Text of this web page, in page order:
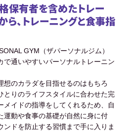
保有者を含めたトレー
ら、トレーニングと食事指
GYM（ザパーソナルジム）
で通いやすいパーソナルトレーニン
想のカラダを目指せるのはもちろ
とりのライフスタイルに合わせた完
メイドの指導をしてくれるため、自
運動や食事の基礎が自然に身に付
ンドを防止する習慣まで手に入りま